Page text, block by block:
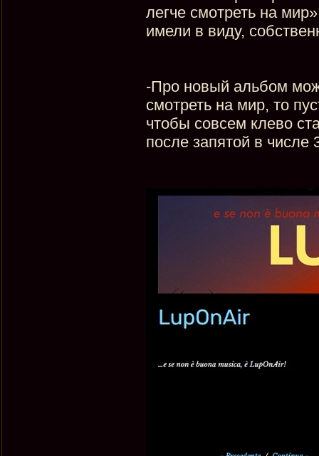
легче смотреть на
имели в виду,
-Про новый альбом
смотреть на мир, то
чтобы совсем клево
после запятой в